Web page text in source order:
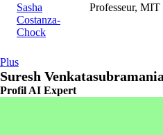
Sasha
Costanza-
Chock
Professeur, MIT
Plus
Suresh
Profil AI Expert